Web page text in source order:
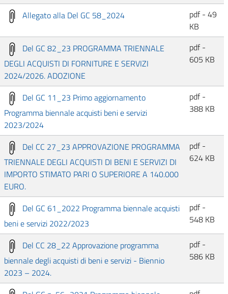
Allegato alla Del GC 58_2024
pdf - 49
KB
Del GC 82_23 PROGRAMMA TRIENNALE
DEGLI ACQUISTI DI FORNITURE E SERVIZI
2024/2026. ADOZIONE
pdf -
605 KB
Del GC 11_23 Primo aggiornamento
Programma biennale acquisti beni e servizi
2023/2024
pdf -
388 KB
Del CC 27_23 APPROVAZIONE PROGRAMMA
TRIENNALE DEGLI ACQUISTI DI BENI E SERVIZI DI
IMPORTO STIMATO PARI O SUPERIORE A 140.000
EURO.
pdf -
624 KB
Del GC 61_2022 Programma biennale acquisti
beni e servizi 2022/2023
pdf -
548 KB
Del CC 28_22 Approvazione programma
biennale degli acquisti di beni e servizi - Biennio
2023 – 2024.
pdf -
586 KB